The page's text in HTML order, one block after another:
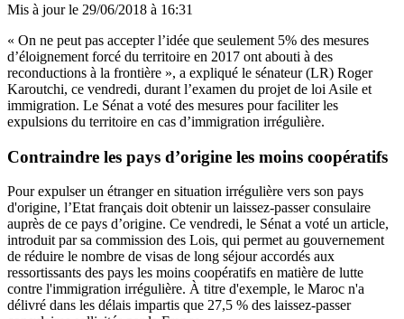
Mis à jour le 29/06/2018 à 16:31
« On ne peut pas accepter l’idée que seulement 5% des mesures
d’éloignement forcé du territoire en 2017 ont abouti à des
reconductions à la frontière », a expliqué le sénateur (LR) Roger
Karoutchi, ce vendredi, durant l’examen du projet de loi Asile et
immigration. Le Sénat a voté des mesures pour faciliter les
expulsions du territoire en cas d’immigration irrégulière.
Contraindre les pays d’origine les moins coopératifs
Pour expulser un étranger en situation irrégulière vers son pays
d'origine, l’Etat français doit obtenir un laissez-passer consulaire
auprès de ce pays d’origine. Ce vendredi, le Sénat a voté un article,
introduit par sa commission des Lois, qui permet au gouvernement
de réduire le nombre de visas de long séjour accordés aux
ressortissants des pays les moins coopératifs en matière de lutte
contre l'immigration irrégulière. À titre d'exemple, le Maroc n'a
délivré dans les délais impartis que 27,5 % des laissez-passer